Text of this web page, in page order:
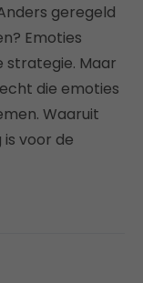
geregeld
Emoties
strategie. Maar
die emoties
Waaruit
voor de